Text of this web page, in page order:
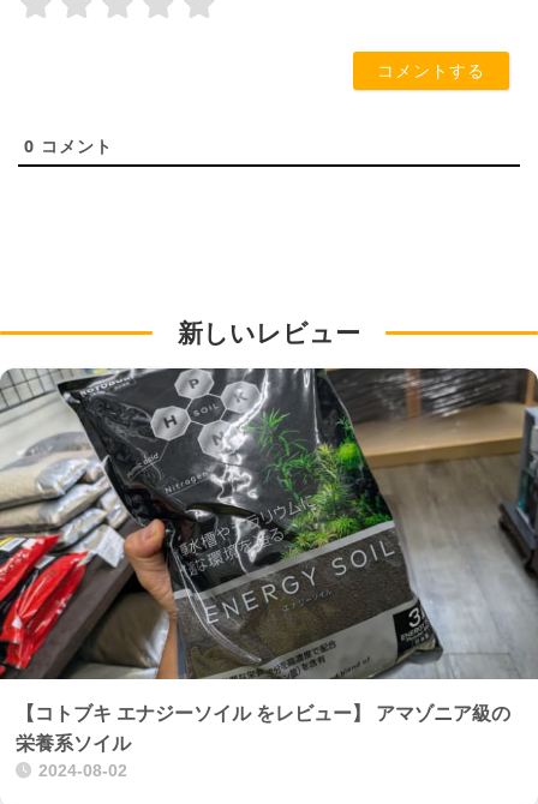
0 コメント
新しいレビュー
【コトブキ エナジーソイル をレビュー】 アマゾニア級の
栄養系ソイル
2024-08-02